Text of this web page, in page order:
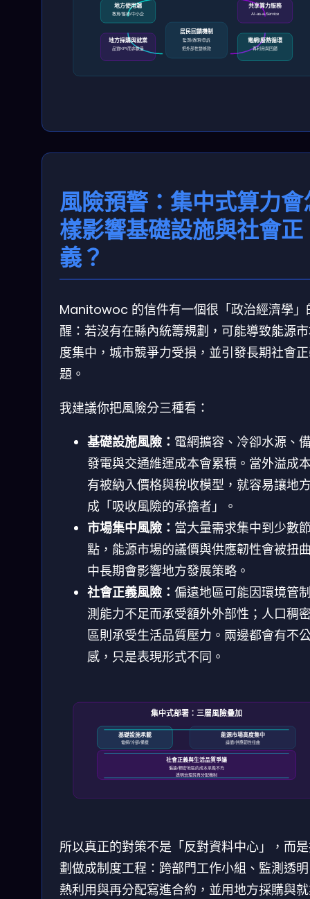
地方使用端
教育/醫療/中小企
共享算力服務
AI‑as‑a‑Service
地方採購與就業
品質KPI而非數量
電網/廢熱循環
再利用與回饋
居民回饋機制
監測/透明/申訴
把外部性變條款
風險預警：集中式算力會
樣影響基礎設施與社會正
義？
Manitowoc 的信件有一個很「政治經濟學」
醒：若沒有在縣內統籌規劃，可能導致能源
度集中，城市競爭力受損，並引發長期社會
題。
我建議你把風險分三種看：
基礎設施風險： 電網擴容、冷卻水源、
發電與交通維運成本會累積。當外溢成
有被納入價格與稅收模型，就容易讓地
成「吸收風險的承擔者」。
市場集中風險： 當大量需求集中到少數
點，能源市場的議價與供應韌性會被扭
中長期會影響地方發展策略。
社會正義風險： 偏遠地區可能因環境管
測能力不足而承受額外外部性；人口稠
區則承受生活品質壓力。兩邊都會有不
感，只是表現形式不同。
集中式部署：三層風險疊加
基礎設施承載
電網/冷卻/備援
能源市場高度集中
議價/供應韌性扭曲
社會正義與生活品質爭議
偏遠/稠密地區的成本承擔不均
透明治理與再分配機制
所以真正的對策不是「反對資料中心」，而
劃做成制度工程：跨部門工作小組、監測透
熱利用與再分配寫進合約，並用地方採購與